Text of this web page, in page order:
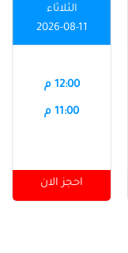
الثلاثاء
2026-08-11
12:00 م
11:00 م
احجز الان